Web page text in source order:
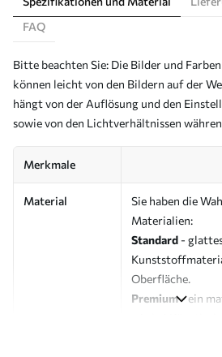
FAQ
Bitte beachten Sie: Die Bilder und
können leicht von den Bildern auf der
hängt von der Auflösung und den
sowie von den Lichtverhältnissen
Merkmale
Material
Sie haben die
Materialien:
Standard -
Oberfläche.
Premium- ein